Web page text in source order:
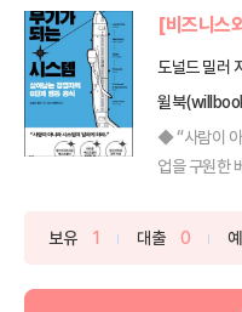
[비즈니스
도널드 밀러
윌북
◆ “사람이
업을 구원한
보유 1 대출 0